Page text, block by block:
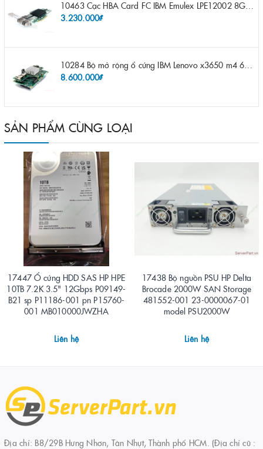
3.230.000₫
8.600.000₫
SẢN PHẨM CÙNG LOẠI
17447 Ổ cứng HDD SAS HP HPE
10TB 7.2K 3.5" 12Gbps P09149-
B21 sp P11186-001 pn P15760-
001 MB010000JWZHA
Liên hệ
17438 Bộ nguồn PSU HP Delta
Brocade 2000W SAN Storage
481552-001 23-0000067-01
model PSU2000W
Liên hệ
Địa chỉ: B8/29B Hưng Nhơn, Tân Nhựt, Thành phố HCM. (Địa chỉ cũ :